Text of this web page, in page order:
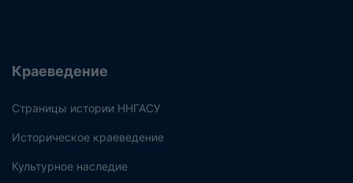
Краеведение
Страницы истории ННГАСУ
Историческое краеведение
Культурное наследие